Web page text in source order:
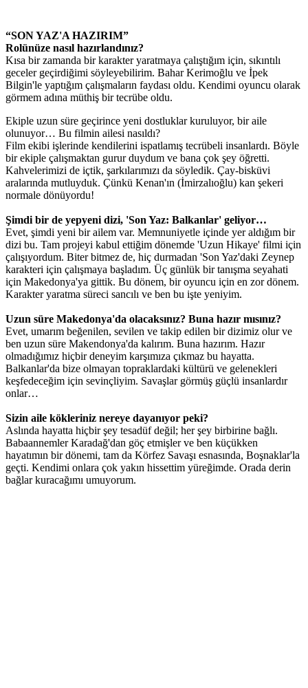
“SON YAZ'A HAZIRIM”
Rolünüze nasıl hazırlandınız?
Kısa bir zamanda bir karakter yaratmaya çalıştığım için, sıkıntılı
geceler geçirdiğimi söyleyebilirim. Bahar Kerimoğlu ve İpek
Bilgin'le yaptığım çalışmaların faydası oldu. Kendimi oyuncu olarak
görmem adına müthiş bir tecrübe oldu.
Ekiple uzun süre geçirince yeni dostluklar kuruluyor, bir aile
olunuyor… Bu filmin ailesi nasıldı?
Film ekibi işlerinde kendilerini ispatlamış tecrübeli insanlardı. Böyle
bir ekiple çalışmaktan gurur duydum ve bana çok şey öğretti.
Kahvelerimizi de içtik, şarkılarımızı da söyledik. Çay-bisküvi
aralarında mutluyduk. Çünkü Kenan'ın (İmirzalıoğlu) kan şekeri
normale dönüyordu!
Şimdi bir de yepyeni dizi, 'Son Yaz: Balkanlar' geliyor…
Evet, şimdi yeni bir ailem var. Memnuniyetle içinde yer aldığım bir
dizi bu. Tam projeyi kabul ettiğim dönemde 'Uzun Hikaye' filmi için
çalışıyordum. Biter bitmez de, hiç durmadan 'Son Yaz'daki Zeynep
karakteri için çalışmaya başladım. Üç günlük bir tanışma seyahati
için Makedonya'ya gittik. Bu dönem, bir oyuncu için en zor dönem.
Karakter yaratma süreci sancılı ve ben bu işte yeniyim.
Uzun süre Makedonya'da olacaksınız? Buna hazır mısınız?
Evet, umarım beğenilen, sevilen ve takip edilen bir dizimiz olur ve
ben uzun süre Makendonya'da kalırım. Buna hazırım. Hazır
olmadığımız hiçbir deneyim karşımıza çıkmaz bu hayatta.
Balkanlar'da bize olmayan topraklardaki kültürü ve gelenekleri
keşfedeceğim için sevinçliyim. Savaşlar görmüş güçlü insanlardır
onlar…
Sizin aile kökleriniz nereye dayanıyor peki?
Aslında hayatta hiçbir şey tesadüf değil; her şey birbirine bağlı.
Babaannemler Karadağ'dan göç etmişler ve ben küçükken
hayatımın bir dönemi, tam da Körfez Savaşı esnasında, Boşnaklar'la
geçti. Kendimi onlara çok yakın hissettim yüreğimde. Orada derin
bağlar kuracağımı umuyorum.